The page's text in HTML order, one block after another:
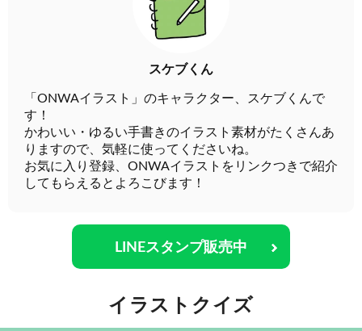
スケブくん
「ONWAイラスト」のキャラクター、スケブくんで
す！
かわいい・ゆるい手書きのイラスト素材がたくさんあ
りますので、気軽に使ってくださいね。
お気に入り登録、ONWAイラストをリンクつきで紹介
してもらえるとよろこびます！
LINEスタンプ販売中
イラストクイズ